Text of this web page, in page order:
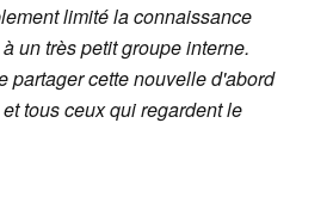
limité la connaissance
un très petit groupe interne.
partager cette nouvelle d'abord
tous ceux qui regardent le